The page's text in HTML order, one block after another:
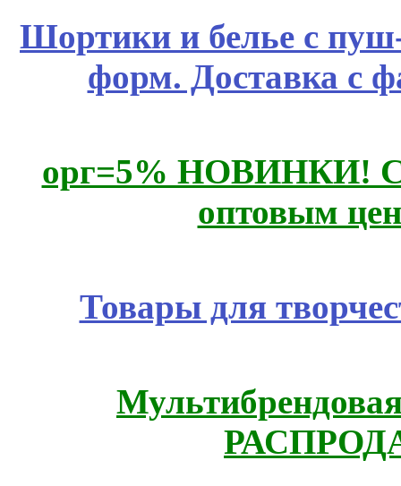
Шортики и белье с
форм. Доставка с
орг=5% НОВИНКИ!
оптовым
Товары для